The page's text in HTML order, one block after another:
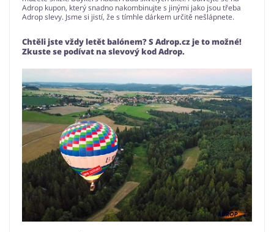
Adrop kupon, který snadno nakombinujte s jinými jako jsou třeba
Adrop slevy. Jsme si jistí, že s tímhle dárkem určitě nešlápnete.
Chtěli jste vždy letět balónem? S Adrop.cz je to možné!
Zkuste se podívat na slevový kod Adrop.